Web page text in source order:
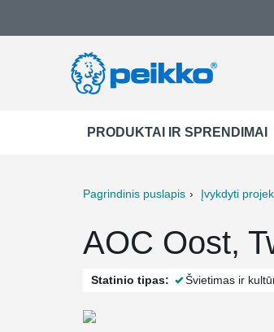
PRODUKTAI IR SPRENDIMAI
Pagrindinis puslapis Įvykdyti
AOC Oost,
Statinio tipas: Švietimas ir